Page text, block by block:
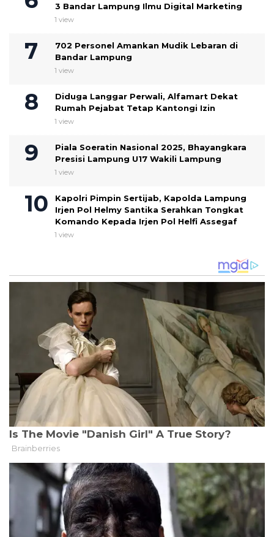
3 Bandar Lampung Ilmu Digital Marketing
1 view
702 Personel Amankan Mudik Lebaran di
Bandar Lampung
1 view
Diduga Langgar Perwali, Alfamart Dekat
Rumah Pejabat Tetap Kantongi Izin
1 view
Piala Soeratin Nasional 2025, Bhayangkara
Presisi Lampung U17 Wakili Lampung
1 view
Kapolri Pimpin Sertijab, Kapolda Lampung
Irjen Pol Helmy Santika Serahkan Tongkat
Komando Kepada Irjen Pol Helfi Assegaf
1 view